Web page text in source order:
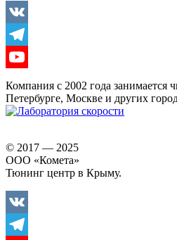
Vkontakte
Telegram
Youtube
Компания с 2002 года занимается
Петербурге, Москве и других
© 2017 — 2025
ООО «Комета»
Тюнинг центр в Крыму.
Vkontakte